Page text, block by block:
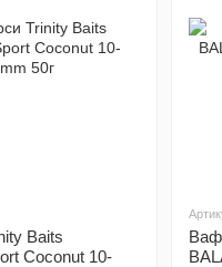
Baits
Coconut 10-